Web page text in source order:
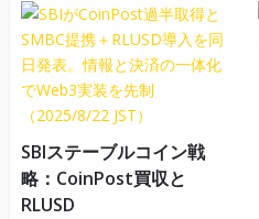
SBIステーブルコイン戦
略：CoinPost買収と
RLUSD